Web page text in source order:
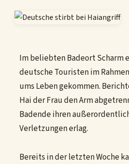
Im beliebten Badeort Scharm
deutsche Touristen im
ums Leben gekommen.
Hai der Frau den Arm
Badende ihren
Verletzungen erlag.
Bereits in der letzten Woche